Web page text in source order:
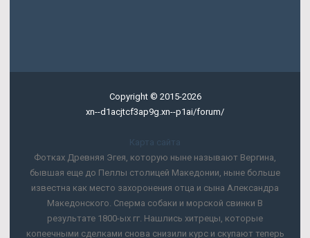
Copyright © 2015-2026
xn--d1acjtcf3ap9g.xn--p1ai/forum/
Карта сайта
Фотках Древняя Эгея, которую ныне называют Вергина,
бывшая еще до Пеллы столицей Македонии, ныне больше
известна как место захоронения отца и сына Александра
Македонского. Сперма собаки и морской свинки В
результате 1800-ых гг. Нашлись хитрецы, которые
копеечными сделками снова снизили курс и скупают теперь